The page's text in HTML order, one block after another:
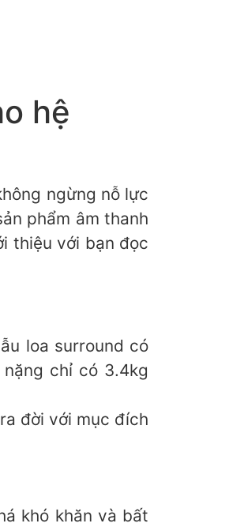
hệ
ngừng nỗ lực
phẩm âm thanh
thiệu với bạn đọc
loa surround có
chỉ có 3.4kg
đời với mục đích
khó khăn và bất